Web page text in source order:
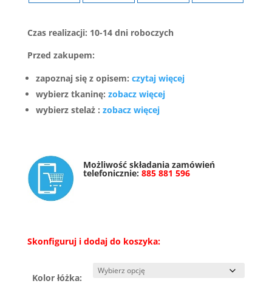
Czas realizacji: 10-14 dni roboczych
Przed zakupem:
zapoznaj się z opisem: czytaj więcej
wybierz tkaninę: zobacz więcej
wybierz stelaż : zobacz więcej
Możliwość składania zamówień
telefonicznie: 885 881 596
Skonfiguruj i dodaj do koszyka:
Kolor łóżka: